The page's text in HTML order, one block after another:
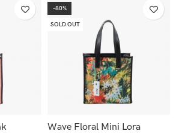
-80%
SOLD OUT
Wave Floral Mini Lora